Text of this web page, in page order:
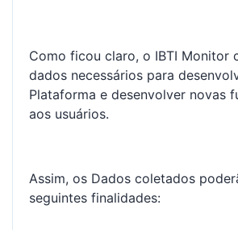
Como ficou claro, o IBTI Monitor
dados necessários para
Plataforma e desenvolver novas
aos usuários.
Assim, os Dados coletados
seguintes finalidades: